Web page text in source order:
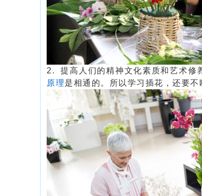
2.  提高人们的精神文化素质和艺术修
原理是相通的。所以学习插花，还要